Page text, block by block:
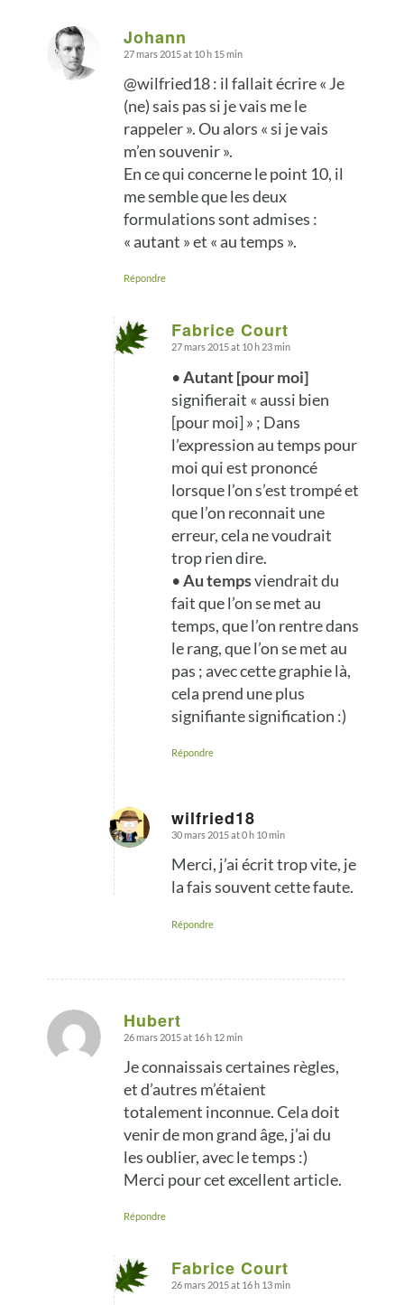
Johann
says:
27 mars 2015 at 10 h 15 min
@wilfried18 : il fallait écrire « Je
(ne) sais pas si je vais me le
rappeler ». Ou alors « si je vais
m’en souvenir ».
En ce qui concerne le point 10, il
me semble que les deux
formulations sont admises :
« autant » et « au temps ».
Répondre
Fabrice Court
says:
27 mars 2015 at 10 h 23 min
•Autant [pour moi]
signifierait « aussi bien
[pour moi] » ; Dans
l’expression au temps pour
moi qui est prononcé
lorsque l’on s’est trompé et
que l’on reconnait une
erreur, cela ne voudrait
trop rien dire.
•Au tempsviendrait du
fait que l’on se met au
temps, que l’on rentre dans
le rang, que l’on se met au
pas ; avec cette graphie là,
cela prend une plus
signifiante signification :)
Répondre
wilfried18
says:
30 mars 2015 at 0 h 10 min
Merci, j’ai écrit trop vite, je
la fais souvent cette faute.
Répondre
Hubert
says:
26 mars 2015 at 16 h 12 min
Je connaissais certaines règles,
et d’autres m’étaient
totalement inconnue. Cela doit
venir de mon grand âge, j’ai du
les oublier, avec le temps :)
Merci pour cet excellent article.
Répondre
Fabrice Court
says:
26 mars 2015 at 16 h 13 min